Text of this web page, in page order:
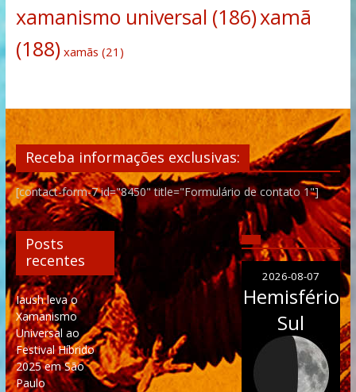
xamanismo universal (186)xamã
(188) xamãs (21)
Receba informações exclusivas:
[contact-form-7 id="8450" title="Formulário de contato 1"]
Posts
recentes
Iaush leva o
Xamanismo
Universal ao
Festival Híbrido
2025 em São
Paulo
2026-08-07
Hemisfério
Sul